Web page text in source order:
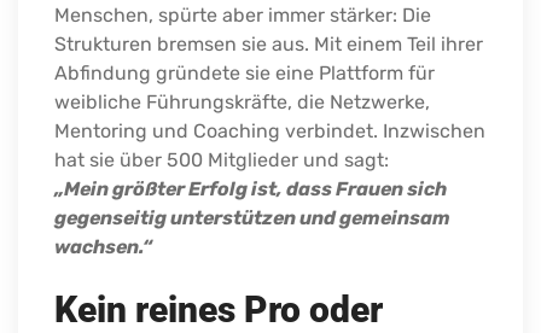
Menschen, spürte aber immer stärker: Die
Strukturen bremsen sie aus. Mit einem Teil ihrer
Abfindung gründete sie eine Plattform für
weibliche Führungskräfte, die Netzwerke,
Mentoring und Coaching verbindet. Inzwischen
hat sie über 500 Mitglieder und sagt:
„Mein größter Erfolg ist, dass Frauen sich
gegenseitig unterstützen und gemeinsam
wachsen.“
Kein reines Pro oder